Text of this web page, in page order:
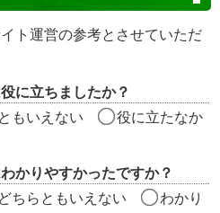
ト運営の参考とさせていただ
に立ちましたか？
もいえない
役に立たなか
かりやすかったですか？
どちらともいえない
わかり